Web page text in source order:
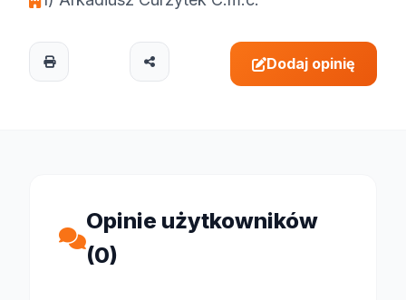
Dodaj opinię
Opinie użytkowników
(0)